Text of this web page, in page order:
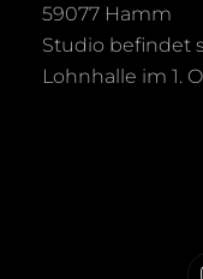
59077 Hamm
Studio befindet
Lohnhalle im 1.